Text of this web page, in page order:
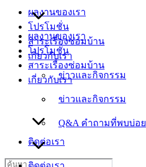
ผลงานของเรา
โปรโมชั่น
สาระเรื่องซ่อมบ้าน
เกี่ยวกับเรา
ข่าวและกิจกรรม
Q&A คำถามที่พบบ่อย
ผลงานของเรา
โปรโมชั่น
สาระเรื่องซ่อมบ้าน
เกี่ยวกับเรา
ข่าวและกิจกรรม
Q&A คำถามที่พบบ่อย
ติดต่อเรา
Search